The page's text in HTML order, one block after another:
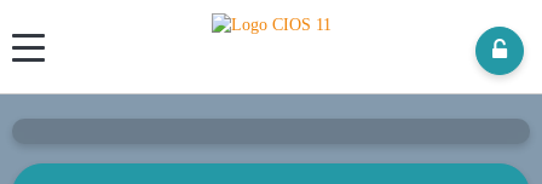
Adhésion Retraités
Panneau de gestion des cookies